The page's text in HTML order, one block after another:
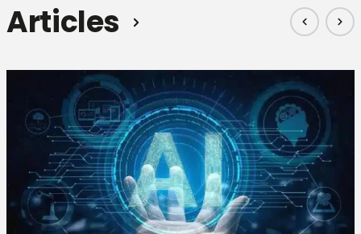
Articles